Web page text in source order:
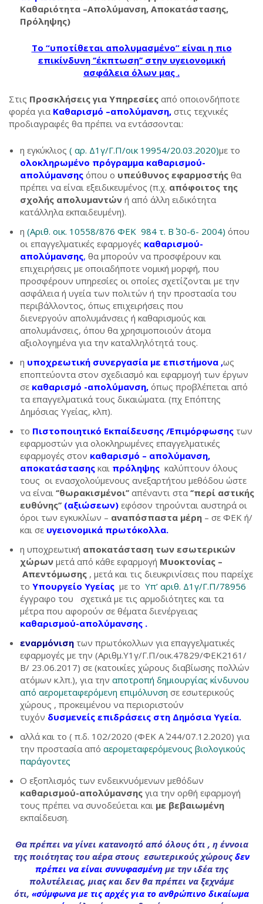
Καθαριότητα –Απολύμανση, Αποκατάστασης,
Πρόληψης)
Το “υποτίθεται απολυμασμένο” είναι η πιο
επικίνδυνη ‘’έκπτωση’’ στην υγειονομική
ασφάλεια όλων μας .
Στις Προσκλήσεις για Υπηρεσίες από οποιονδήποτε
φορέα για Καθαρισμό –απολύμανση, στις τεχνικές
προδιαγραφές θα πρέπει να εντάσσονται:
η εγκύκλιος ( αρ. Δ1γ/Γ.Π/οικ 19954/20.03.2020)με το
ολοκληρωμένο πρόγραμμα καθαρισμού-
απολύμανσης όπου ο υπεύθυνος εφαρμοστής θα
πρέπει να είναι εξειδικευμένος (π.χ. απόφοιτος της
σχολής απολυμαντών ή από άλλη ειδικότητα
κατάλληλα εκπαιδευμένη).
η (Αριθ. οικ. 10558/876 ΦΕΚ 984 τ. Β΄ 30-6- 2004) όπου
οι επαγγελματικές εφαρμογές καθαρισμού-
απολύμανσης, θα μπορούν να προσφέρουν και
επιχειρήσεις με οποιαδήποτε νομική μορφή, που
προσφέρουν υπηρεσίες οι οποίες σχετίζονται με την
ασφάλεια ή υγεία των πολιτών ή την προστασία του
περιβάλλοντος, όπως επιχειρήσεις που
διενεργούν απολυμάνσεις ή καθαρισμούς και
απολυμάνσεις, όπου θα χρησιμοποιούν άτομα
αξιολογημένα για την καταλληλότητά τους.
η υποχρεωτική συνεργασία με επιστήμονα ,ως
εποπτεύοντα στον σχεδιασμό και εφαρμογή των έργων
σε καθαρισμό -απολύμανση, όπως προβλέπεται από
τα επαγγελματικά τους δικαιώματα. (πχ Επόπτης
Δημόσιας Υγείας, κλπ).
το Πιστοποιητικό Εκπαίδευσης /Επιμόρφωσης των
εφαρμοστών για ολοκληρωμένες επαγγελματικές
εφαρμογές στον καθαρισμό – απολύμανση,
αποκατάστασης και πρόληψης καλύπτουν όλους
τους οι ενασχολούμενους ανεξαρτήτου μεθόδου ώστε
να είναι ‘’θωρακισμένοι’’ απέναντι στα ‘’περί αστικής
ευθύνης’’ (αξιώσεων) εφόσον τηρούνται αυστηρά οι
όροι των εγκυκλίων – αναπόσπαστα μέρη – σε ΦΕΚ ή/
και σε υγειονομικά πρωτόκολλα.
η υποχρεωτική αποκατάσταση των εσωτερικών
χώρων μετά από κάθε εφαρμογή Μυοκτονίας –
Απεντόμωσης , μετά και τις διευκρινίσεις που παρείχε
το Υπουργείο Υγείας με το Υπ’ αριθ. Δ1γ/Γ.Π/78956
έγγραφο του σχετικά με τις αρμοδιότητες και τα
μέτρα που αφορούν σε θέματα διενέργειας
καθαρισμού-απολύμανσης .
εναρμόνιση των πρωτόκολλων για επαγγελματικές
εφαρμογές με την (Αριθμ.Υ1γ/Γ.Π/οικ.47829/ΦΕΚ2161/
Β/ 23.06.2017) σε (κατοικίες χώρους διαβίωσης πολλών
ατόμων κ.λπ.), για την αποτροπή δημιουργίας κίνδυνου
από αερομεταφερόμενη επιμόλυνση σε εσωτερικούς
χώρους , προκειμένου να περιοριστούν
τυχόν δυσμενείς επιδράσεις στη Δημόσια Υγεία.
αλλά και το ( π.δ. 102/2020 (ΦΕΚ Α΄ 244/07.12.2020) για
την προστασία από αερομεταφερόμενους βιολογικούς
παράγοντες
Ο εξοπλισμός των ενδεικνυόμενων μεθόδων
καθαρισμού-απολύμανσης για την ορθή εφαρμογή
τους πρέπει να συνοδεύεται και με βεβαιωμένη
εκπαίδευση.
Θα πρέπει να γίνει κατανοητό από όλους ότι , η έννοια
της ποιότητας του αέρα στους εσωτερικούς χώρους δεν
πρέπει να είναι συνυφασμένη με την ιδέα της
πολυτέλειας, μιας και δεν θα πρέπει να ξεχνάμε
ότι, «σύμφωνα με τις αρχές για το ανθρώπινο δικαίωμα